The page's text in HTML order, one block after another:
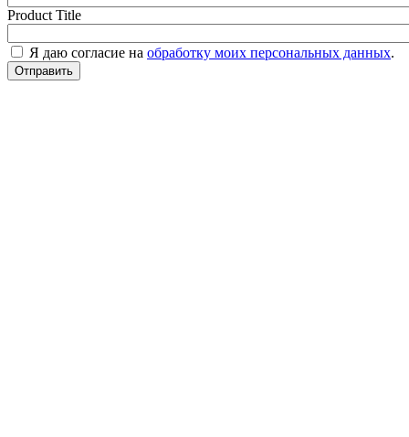
Product Title
Я даю согласие на обработку моих персональных данных.
Отправить